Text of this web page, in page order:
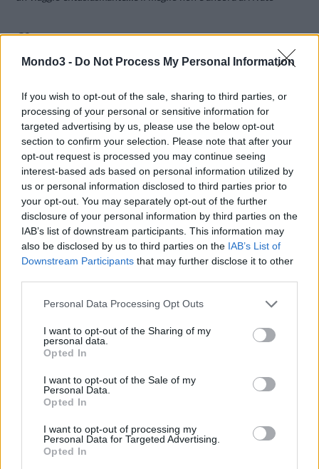
Mondo3 - Do Not Process My Personal Information
If you wish to opt-out of the sale, sharing to third parties, or
processing of your personal or sensitive information for
targeted advertising by us, please use the below opt-out
section to confirm your selection. Please note that after your
opt-out request is processed you may continue seeing
interest-based ads based on personal information utilized by
us or personal information disclosed to third parties prior to
your opt-out. You may separately opt-out of the further
disclosure of your personal information by third parties on the
IAB’s list of downstream participants. This information may
also be disclosed by us to third parties on the IAB’s List of
Downstream Participants that may further disclose it to other
Personal Data Processing Opt Outs
I want to opt-out of the Sharing of my
personal data.
Opted In
I want to opt-out of the Sale of my
Personal Data.
Opted In
I want to opt-out of processing my
Personal Data for Targeted Advertising.
Opted In
CS
E-mail LinkedIn Facebook
X Mastodon Telegram
WhatsApp Stampa Altro
LE MIGLIORI OFFERTE AMAZON